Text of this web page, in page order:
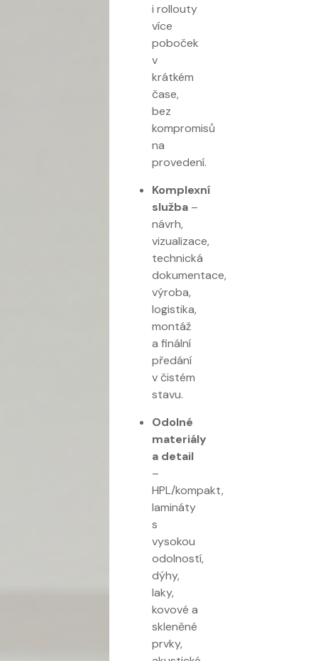
i rollouty
více
poboček
v
krátkém
čase,
bez
kompromisů
na
provedení.
Komplexní
služba –
návrh,
vizualizace,
technická
dokumentace,
výroba,
logistika,
montáž
a finální
předání
v čistém
stavu.
Odolné
materiály
a detail
–
HPL/kompakt,
lamináty
s
vysokou
odolností,
dýhy,
laky,
kovové a
skleněné
prvky,